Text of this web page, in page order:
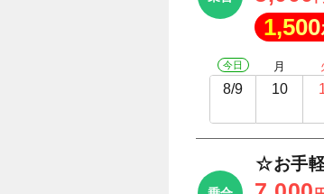
1,500
今日
8/9
月
10
☆お手